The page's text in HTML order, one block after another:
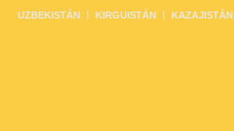
UZBEKISTÁN KIRGUISTÁN KAZAJISTÁN